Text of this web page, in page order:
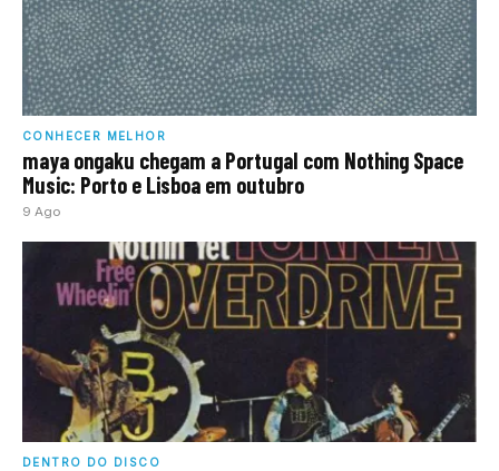
CONHECER MELHOR
maya ongaku chegam a Portugal com Nothing Space
Music: Porto e Lisboa em outubro
9 Ago
DENTRO DO DISCO